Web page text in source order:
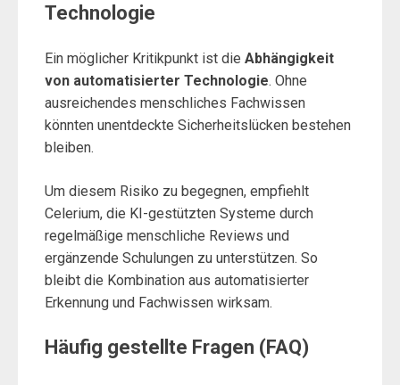
Technologie
Ein möglicher Kritikpunkt ist die Abhängigkeit
von automatisierter Technologie. Ohne
ausreichendes menschliches Fachwissen
könnten unentdeckte Sicherheitslücken bestehen
bleiben.
Um diesem Risiko zu begegnen, empfiehlt
Celerium, die KI-gestützten Systeme durch
regelmäßige menschliche Reviews und
ergänzende Schulungen zu unterstützen. So
bleibt die Kombination aus automatisierter
Erkennung und Fachwissen wirksam.
Häufig gestellte Fragen (FAQ)